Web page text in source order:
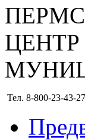
Тел. 8-800-23-43-